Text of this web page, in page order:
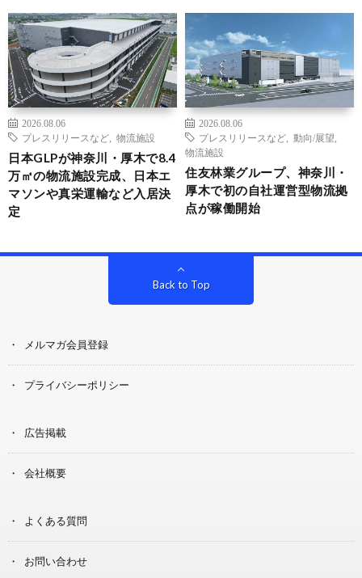
2026.08.06
プレスリリースなど
物流施設
日本GLPが神奈川・厚木で8.4
万㎡の物流施設完成、日本エ
マソンや真栄運輸など入居決
定
2026.08.06
プレスリリースなど
動向/展望
物流施設
住友林業グループ、神奈川・
厚木で初の自社運営型物流拠
点が稼働開始
Back to Top
メルマガ会員登録
プライバシーポリシー
広告掲載
会社概要
よくある質問
お問い合わせ